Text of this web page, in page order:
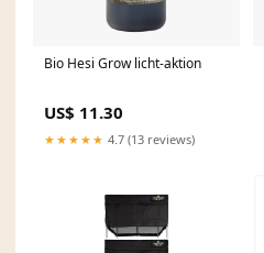
Bio Hesi Grow licht-aktion
US$ 11.30
★★★★★ 4.7 (13 reviews)